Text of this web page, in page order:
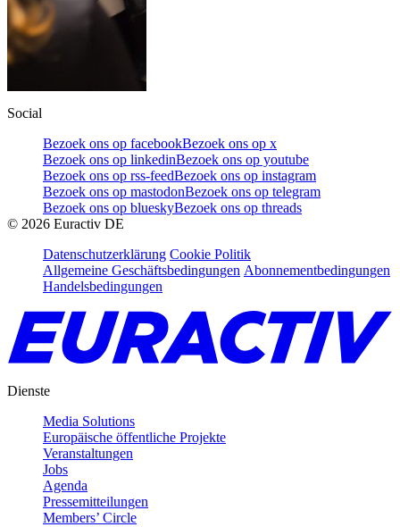
Social
Bezoek ons op facebookBezoek ons op x
Bezoek ons op linkedinBezoek ons op youtube
Bezoek ons op rss-feedBezoek ons op instagram
Bezoek ons op mastodonBezoek ons op telegram
Bezoek ons op blueskyBezoek ons op threads
© 2026 Euractiv DE
Datenschutzerklärung Cookie Politik
Allgemeine Geschäftsbedingungen Abonnementbedingungen
Handelsbedingungen
Dienste
Media Solutions
Europäische öffentliche Projekte
Veranstaltungen
Jobs
Agenda
Pressemitteilungen
Members’ Circle